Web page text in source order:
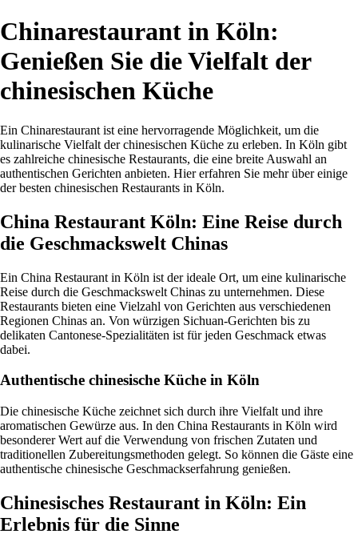
Chinarestaurant in Köln:
Genießen Sie die Vielfalt der
chinesischen Küche
Ein Chinarestaurant ist eine hervorragende Möglichkeit, um die
kulinarische Vielfalt der chinesischen Küche zu erleben. In Köln gibt
es zahlreiche chinesische Restaurants, die eine breite Auswahl an
authentischen Gerichten anbieten. Hier erfahren Sie mehr über einige
der besten chinesischen Restaurants in Köln.
China Restaurant Köln: Eine Reise durch
die Geschmackswelt Chinas
Ein China Restaurant in Köln ist der ideale Ort, um eine kulinarische
Reise durch die Geschmackswelt Chinas zu unternehmen. Diese
Restaurants bieten eine Vielzahl von Gerichten aus verschiedenen
Regionen Chinas an. Von würzigen Sichuan-Gerichten bis zu
delikaten Cantonese-Spezialitäten ist für jeden Geschmack etwas
dabei.
Authentische chinesische Küche in Köln
Die chinesische Küche zeichnet sich durch ihre Vielfalt und ihre
aromatischen Gewürze aus. In den China Restaurants in Köln wird
besonderer Wert auf die Verwendung von frischen Zutaten und
traditionellen Zubereitungsmethoden gelegt. So können die Gäste eine
authentische chinesische Geschmackserfahrung genießen.
Chinesisches Restaurant in Köln: Ein
Erlebnis für die Sinne